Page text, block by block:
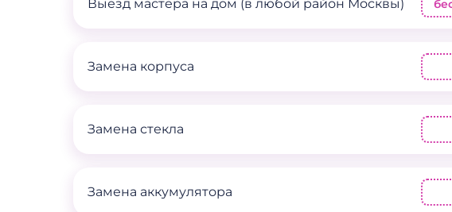
Выезд мастера на дом (в любой район Москвы)
Замена корпуса
Замена стекла
Замена аккумулятора